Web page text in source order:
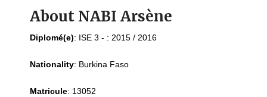
About NABI Arsène
Diplomé(e): ISE 3 - : 2015 / 2016
Nationality: Burkina Faso
Matricule: 13052